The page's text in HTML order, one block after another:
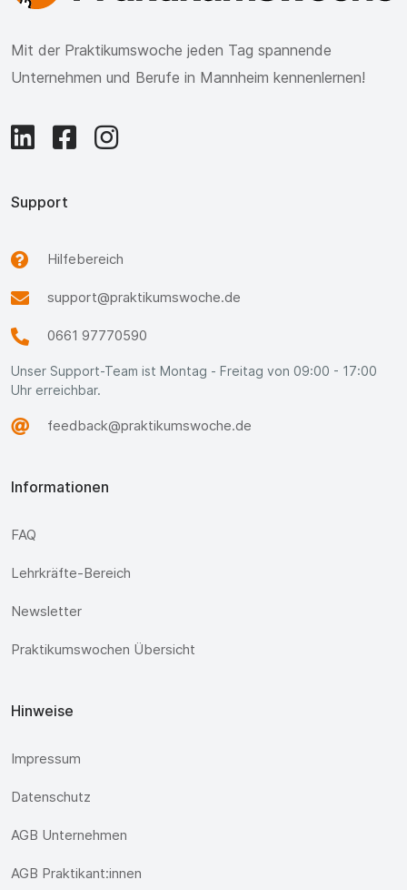
Mit der Praktikumswoche jeden Tag spannende
Unternehmen und Berufe in Mannheim kennenlernen!
Support
Hilfebereich
support@praktikumswoche.de
0661 97770590
Unser Support-Team ist Montag - Freitag von 09:00 - 17:00
Uhr erreichbar.
feedback@praktikumswoche.de
Informationen
FAQ
Lehrkräfte-Bereich
Newsletter
Praktikumswochen Übersicht
Hinweise
Impressum
Datenschutz
AGB Unternehmen
AGB Praktikant:innen